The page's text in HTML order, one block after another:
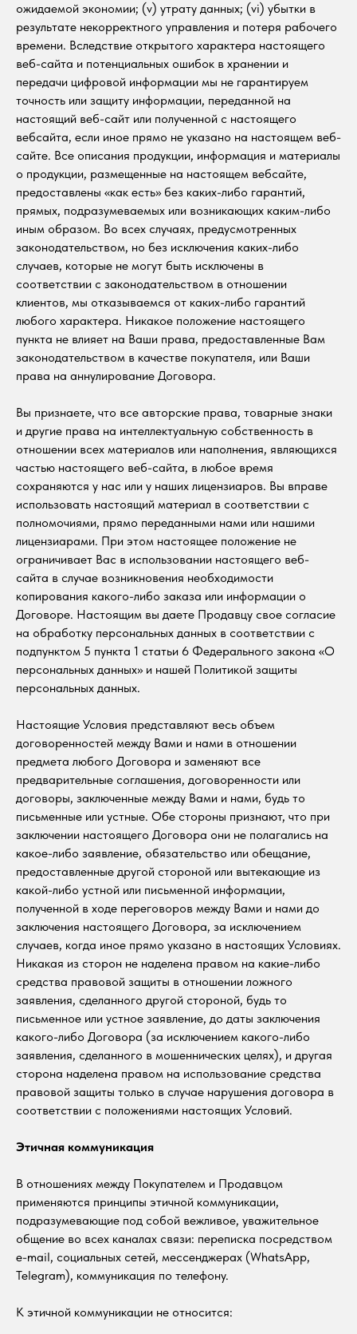
ожидаемой экономии; (v) утрату данных; (vi) убытки в
результате некорректного управления и потеря рабочего
времени. Вследствие открытого характера настоящего
веб-сайта и потенциальных ошибок в хранении и
передачи цифровой информации мы не гарантируем
точность или защиту информации, переданной на
настоящий веб-сайт или полученной с настоящего
вебсайта, если иное прямо не указано на настоящем веб-
сайте. Все описания продукции, информация и материалы
о продукции, размещенные на настоящем вебсайте,
предоставлены «как есть» без каких-либо гарантий,
прямых, подразумеваемых или возникающих каким-либо
иным образом. Во всех случаях, предусмотренных
законодательством, но без исключения каких-либо
случаев, которые не могут быть исключены в
соответствии с законодательством в отношении
клиентов, мы отказываемся от каких-либо гарантий
любого характера. Никакое положение настоящего
пункта не влияет на Ваши права, предоставленные Вам
законодательством в качестве покупателя, или Ваши
права на аннулирование Договора.
Вы признаете, что все авторские права, товарные знаки
и другие права на интеллектуальную собственность в
отношении всех материалов или наполнения, являющихся
частью настоящего веб-сайта, в любое время
сохраняются у нас или у наших лицензиаров. Вы вправе
использовать настоящий материал в соответствии с
полномочиями, прямо переданными нами или нашими
лицензиарами. При этом настоящее положение не
ограничивает Вас в использовании настоящего веб-
сайта в случае возникновения необходимости
копирования какого-либо заказа или информации о
Договоре. Настоящим вы даете Продавцу свое согласие
на обработку персональных данных в соответствии с
подпунктом 5 пункта 1 статьи 6 Федерального закона «О
персональных данных» и нашей Политикой защиты
персональных данных.
Настоящие Условия представляют весь объем
договоренностей между Вами и нами в отношении
предмета любого Договора и заменяют все
предварительные соглашения, договоренности или
договоры, заключенные между Вами и нами, будь то
письменные или устные. Обе стороны признают, что при
заключении настоящего Договора они не полагались на
какое-либо заявление, обязательство или обещание,
предоставленные другой стороной или вытекающие из
какой-либо устной или письменной информации,
полученной в ходе переговоров между Вами и нами до
заключения настоящего Договора, за исключением
случаев, когда иное прямо указано в настоящих Условиях.
Никакая из сторон не наделена правом на какие-либо
средства правовой защиты в отношении ложного
заявления, сделанного другой стороной, будь то
письменное или устное заявление, до даты заключения
какого-либо Договора (за исключением какого-либо
заявления, сделанного в мошеннических целях), и другая
сторона наделена правом на использование средства
правовой защиты только в случае нарушения договора в
соответствии с положениями настоящих Условий.
Этичная коммуникация
В отношениях между Покупателем и Продавцом
применяются принципы этичной коммуникации,
подразумевающие под собой вежливое, уважительное
общение во всех каналах связи: переписка посредством
e-mail, социальных сетей, мессенджерах (WhatsApp,
Telegram), коммуникация по телефону.
К этичной коммуникации не относится: